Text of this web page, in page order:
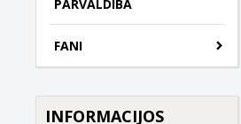
PĀRVALDĪBA
FANI
INFORMACIJOS